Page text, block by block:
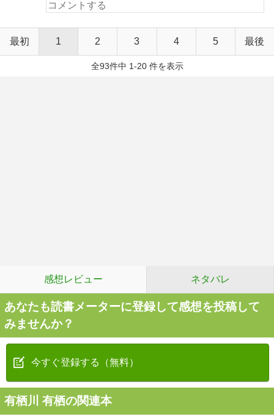
最初 1 2 3 4 5 最後
全93件中 1-20 件を表示
感想レビュー ネタバレ
あなたも読書メーターに登録して感想を投稿して
みませんか？
今すぐ登録する（無料）
有栖川 有栖の関連本